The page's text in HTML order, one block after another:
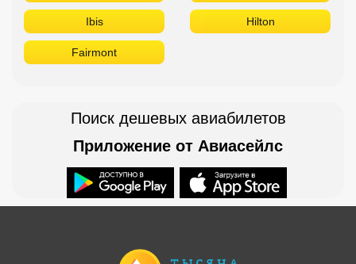
Ibis Hilton
Fairmont
Поиск дешевых авиабилетов
Приложение от Авиасейлс